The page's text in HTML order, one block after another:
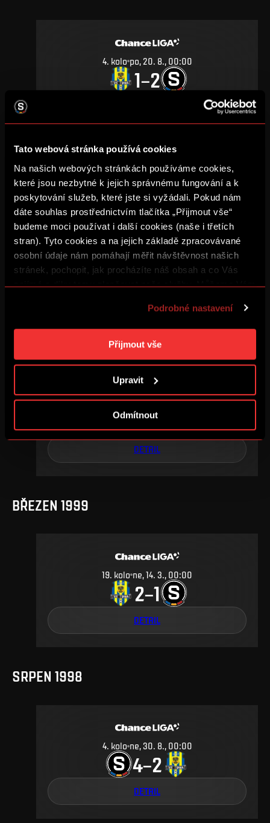
Tato webová stránka používá cookies
Na našich webových stránkách používáme cookies,
které jsou nezbytné k jejich správnému fungování a k
poskytování služeb, které jste si vyžádali. Pokud nám
dáte souhlas prostřednictvím tlačítka „Přijmout vše“
budeme moci používat i další cookies (naše i třetích
stran). Tyto cookies a na jejich základě zpracovávané
osobní údaje nám pomáhají měřit návštěvnost našich
stránek, pochopit, jak procházíte náš obsah a co Vás
zajímá a díky tomu zlepšovat naše služby. Můžeme Vám
reklamu na základě Vašich preferencí. Jednotlivé
cookies a účely zpracování si můžete nastavit v
„Podrobném nastavení“. Nastavení cookies si můžete
kdykoliv změnit. Jak takovou úpravu provést a další
Podrobné nastavení
Přijmout vše
Upravit
Odmítnout
4. kolo po, 20. 8., 00:00
1–2
ÚNOR 2000
17. kolo so, 19. 2., 00:00
4–0
SRPEN 1999
2.kolo so, 7. 8., 00:00
1–1
DETAIL
BŘEZEN 1999
19. kolo ne, 14. 3., 00:00
2–1
DETAIL
SRPEN 1998
4. kolo ne, 30. 8., 00:00
4–2
DETAIL